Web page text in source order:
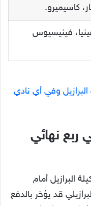
كاسيميرو.
فينيسيوس
وفي أي نادي
ربع نهائي
البرازيل أمام
قد يؤخر بالدفع